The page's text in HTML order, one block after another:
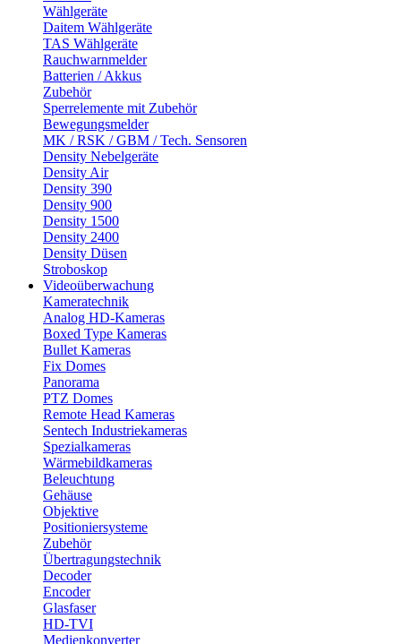
Wählgeräte
Daitem Wählgeräte
TAS Wählgeräte
Rauchwarnmelder
Batterien / Akkus
Zubehör
Sperrelemente mit Zubehör
Bewegungsmelder
MK / RSK / GBM / Tech. Sensoren
Density Nebelgeräte
Density Air
Density 390
Density 900
Density 1500
Density 2400
Density Düsen
Stroboskop
Videoüberwachung
Kameratechnik
Analog HD-Kameras
Boxed Type Kameras
Bullet Kameras
Fix Domes
Panorama
PTZ Domes
Remote Head Kameras
Sentech Industriekameras
Spezialkameras
Wärmebildkameras
Beleuchtung
Gehäuse
Objektive
Positioniersysteme
Zubehör
Übertragungstechnik
Decoder
Encoder
Glasfaser
HD-TVI
Medienkonverter